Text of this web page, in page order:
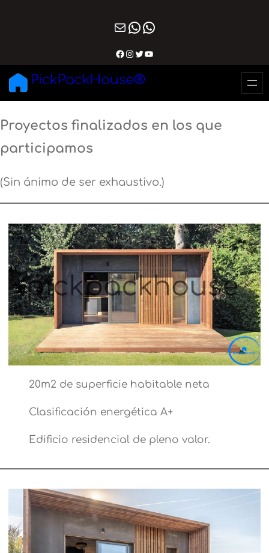
MailWhatsApp
WhatsApp
Facebook
Instagram
Twitter
YouTube
PickPackHouse®
Proyectos finalizados en los que
participamos
(Sin ánimo de ser exhaustivo.)
20m2 de superficie habitable neta
Clasificación energética A+
Edificio residencial de pleno valor.